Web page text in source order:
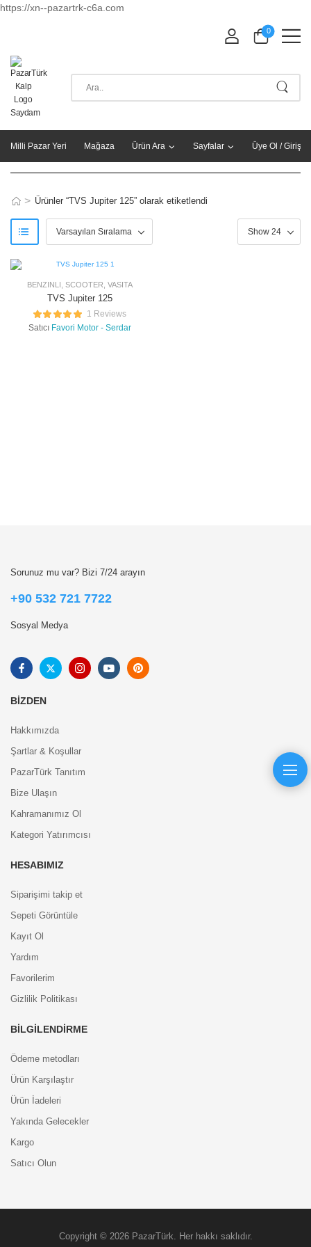
https://xn--pazartrk-c6a.com
0
Milli Pazar Yeri Mağaza Ürün Ara Sayfalar Üye Ol / Giriş
> Ürünler “TVS Jupiter 125” olarak etiketlendi
BENZINLI SCOOTER VASITA
TVS Jupiter 125
1 Reviews
Satıcı Favori Motor - Serdar
Sorunuz mu var? Bizi 7/24 arayın
+90 532 721 7722
Sosyal Medya
BIZDEN
Hakkımızda
Şartlar & Koşullar
PazarTürk Tanıtım
Bize Ulaşın
Kahramanımız Ol
Kategori Yatırımcısı
HESABIMIZ
Siparişimi takip et
Sepeti Görüntüle
Kayıt Ol
Yardım
Favorilerim
Gizlilik Politikası
BILGILENDIRME
Ödeme metodları
Ürün Karşılaştır
Ürün İadeleri
Yakında Gelecekler
Kargo
Satıcı Olun
Copyright © 2026 PazarTürk. Her hakkı saklıdır.